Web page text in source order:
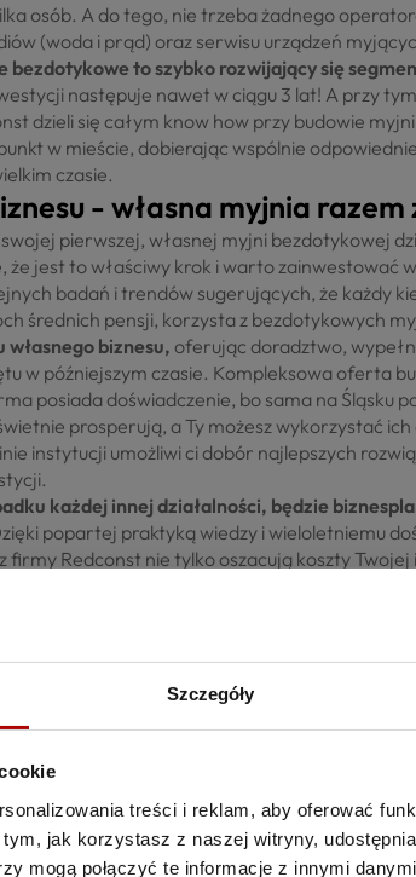
Szczegóły
treści i reklam, aby oferować
jak korzystasz z naszej witryny,
mogą połączyć te informacje z innymi
osób. A do tego, nie trzeba żadnego
(woda i prąd) oraz serwisu urządzeń
bezdotykowe to szybko rozwijający się
następuje nawet w ciągu 3 lat! A przy
dzieli się całym know how przy budowie
w mieście, dobierając wspólnie
czasie.
- własna myjnia razem
pierwszej, własnej myjni bezdotykowej
że jest to właściwy krok i warto zainwestować
badań i trendów sugerujących, że każdy
średnich pensji, korzysta z bezdotykowych
biznesu,oferując doradztwo,
w późniejszym czasie. Kompleksowa oferta
posiada doświadczenie, bo sama na Śląsku
prosperują, a Ty możesz wykorzystać
instytucji umożliwi ci dobór najlepszych
każdej innej działalności, będzie
popartej praktyką wiedzy i wieloletniemu
firmy Redconst nie tylko oszacują koszty
gronie niezbędnych do załatwienia
pozwoleń na budowę w jej granicach
na barki Redconst.Po stworzeniu
pod względem zainwestowanych
płatności kartą, odkurzacze, dozowniki do
jakie będą mieli przyszli klienci. Bogate
wyłącznie najlepszych urządzeń,